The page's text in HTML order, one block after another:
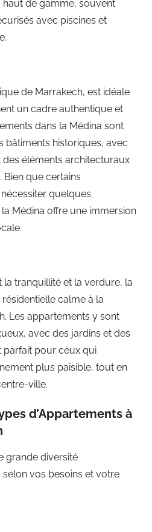
de gamme, souvent
avec piscines et
de Marrakech, est idéale
un cadre authentique et
dans la Médina sont
bâtiments historiques, avec
éléments architecturaux
Bien que certains
quelques
Médina offre une immersion
tranquillité et la verdure, la
calme à la
Les appartements y sont
avec des jardins et des
parfait pour ceux qui
plus paisible, tout en
ville.
d’Appartements à
grande diversité
selon vos besoins et votre